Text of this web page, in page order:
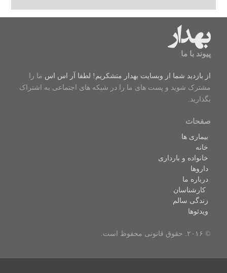
پیوند با ما
از بازدید شما از وبسایت بهدار متشکریم! لطفا آر اس اس ما را
مشترک شوید و پست های ما را در شبکه های اجتماعی به اشتراک
بگذارید.
صفحات
بیماری ها
خانه
خانواده و بارداری
داروها
درباره ما
کارشناسان
زندگی سالم
ویدئوها
© ۲۰۱۶. حقوق قانونی محفوظ است.